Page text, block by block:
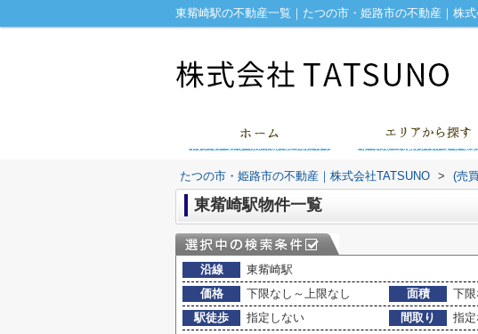
東觜崎駅の不動産一覧｜たつの市・姫路市の不動産｜株
たつの市・姫路市の不動産｜株式会社TATSUNO > (売
東觜崎駅物件一覧
沿線
東觜崎駅
価格
下限なし～上限なし 面積 下
駅徒歩
指定しない 間取り
指定